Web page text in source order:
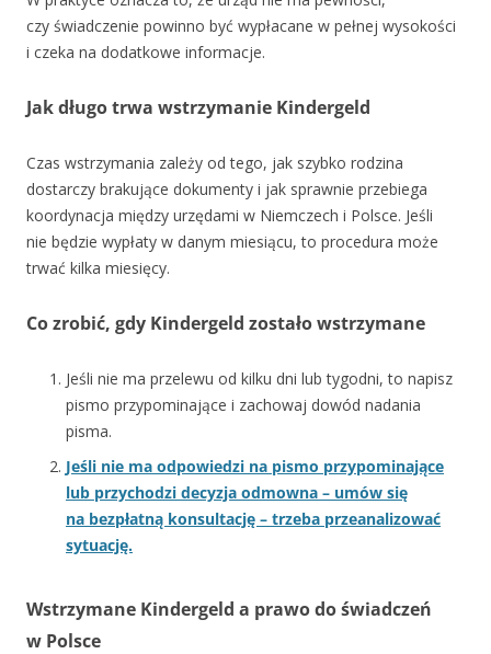
czy świadczenie powinno być wypłacane w pełnej wysokości
i czeka na dodatkowe informacje.
Jak długo trwa wstrzymanie Kindergeld
Czas wstrzymania zależy od tego, jak szybko rodzina
dostarczy brakujące dokumenty i jak sprawnie przebiega
koordynacja między urzędami w Niemczech i Polsce. Jeśli
nie będzie wypłaty w danym miesiącu, to procedura może
trwać kilka miesięcy.
Co zrobić, gdy Kindergeld zostało wstrzymane
Jeśli nie ma przelewu od kilku dni lub tygodni, to napisz
pismo przypominające i zachowaj dowód nadania
pisma.
Jeśli nie ma odpowiedzi na pismo przypominające
lub przychodzi decyzja odmowna – umów się
na bezpłatną konsultację – trzeba przeanalizować
sytuację.
Wstrzymane Kindergeld a prawo do świadczeń
w Polsce